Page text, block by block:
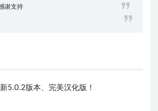
谢支持
5.0.2版本、完美汉化版！